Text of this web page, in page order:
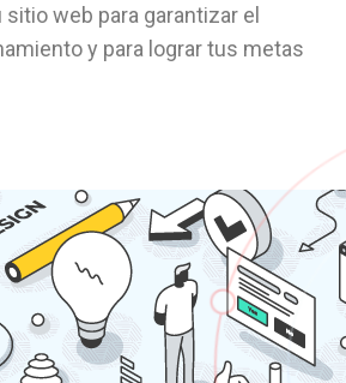
web para garantizar el
y para lograr tus metas